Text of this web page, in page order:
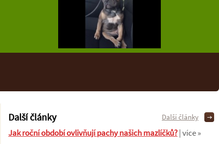
Další články
Jak roční období ovlivňují pachy našich mazlíčků?| více »
Další články